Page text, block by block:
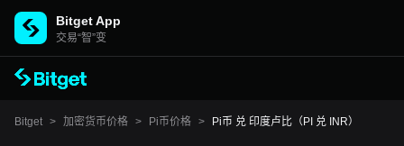
Bitget App
交易“智”变
Bitget > 加密货币价格 > Pi币价格 > Pi币 兑 印度卢比（PI 兑 INR）